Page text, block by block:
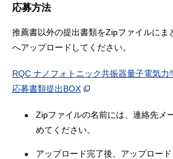
応募方法
推薦書以外の提出書類をZipファイルにま
へアップロードしてください。
RQC ナノフォトニック共振器量子電気力
応募書類提出BOX
Zipファイルの名前には、連絡先メ
めてください。
アップロード完了後、アップロー